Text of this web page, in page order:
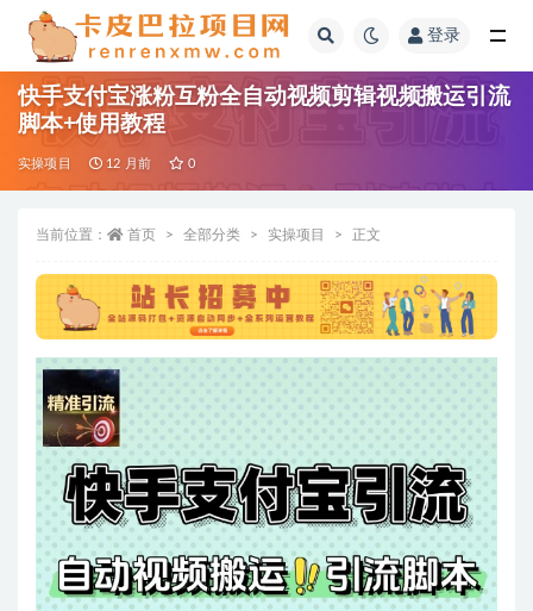
登录
快手支付宝涨粉互粉全自动视频剪辑视频搬运引流
脚本+使用教程
实操项目 12 月前 0
当前位置： 首页 全部分类 实操项目 正文
全部